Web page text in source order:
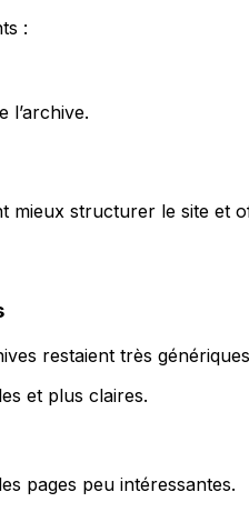
:
l’archive.
mieux structurer le site et
restaient très
et plus claires.
pages peu intéressantes.